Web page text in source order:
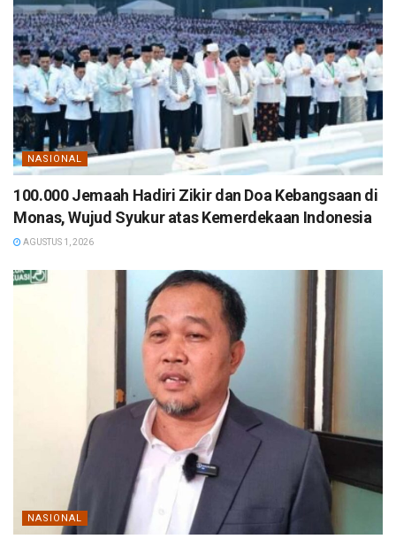
NASIONAL
100.000 Jemaah Hadiri Zikir dan Doa Kebangsaan di
Monas, Wujud Syukur atas Kemerdekaan Indonesia
AGUSTUS 1, 2026
NASIONAL